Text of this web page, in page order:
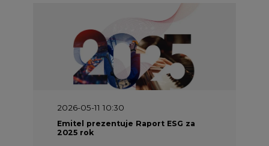
2026-05-11 10:30
Emitel prezentuje Raport ESG za
2025 rok